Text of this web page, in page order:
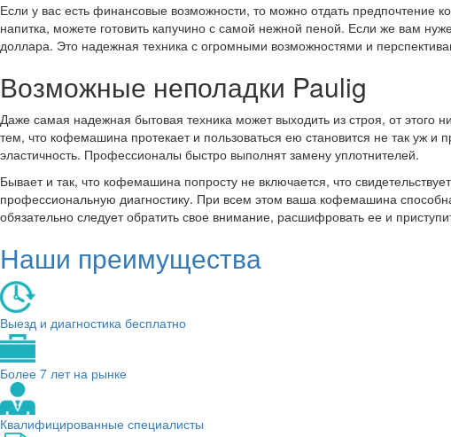
Если у вас есть финансовые возможности, то можно отдать
напитка, можете готовить капучино с самой нежной пеной. Если же вам
доллара. Это надежная техника с огромными возможностями и
Возможные неполадки Paulig
Даже самая надежная бытовая техника может выходить из строя, от этого
тем, что кофемашина протекает и пользоваться ею становится не так уж и
эластичность. Профессионалы быстро выполнят замену уплотнителей.
Бывает и так, что кофемашина попросту не включается, что
профессиональную диагностику. При всем этом ваша кофемашина
обязательно следует обратить свое внимание, расшифровать ее и
Наши преимущества
Выезд и диагностика бесплатно
Более 7 лет на рынке
Квалифицированные специалисты